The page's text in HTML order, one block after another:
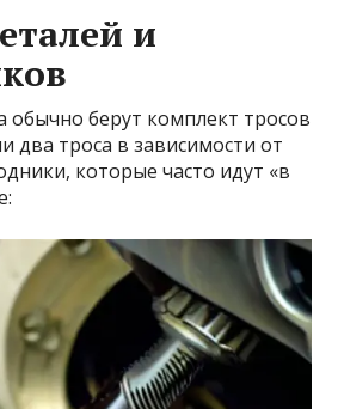
и
берут комплект тросов
два троса в зависимости от
которые часто идут «в